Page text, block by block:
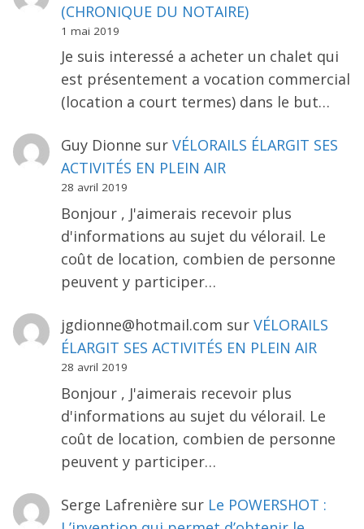
(CHRONIQUE DU NOTAIRE)
1 mai 2019
Je suis interessé a acheter un chalet qui
est présentement a vocation commercial
(location a court termes) dans le but…
Guy Dionne sur VÉLORAILS ÉLARGIT SES
ACTIVITÉS EN PLEIN AIR
28 avril 2019
Bonjour , J'aimerais recevoir plus
d'informations au sujet du vélorail. Le
coût de location, combien de personne
peuvent y participer…
jgdionne@hotmail.com sur VÉLORAILS
ÉLARGIT SES ACTIVITÉS EN PLEIN AIR
28 avril 2019
Bonjour , J'aimerais recevoir plus
d'informations au sujet du vélorail. Le
coût de location, combien de personne
peuvent y participer…
Serge Lafrenière sur Le POWERSHOT :